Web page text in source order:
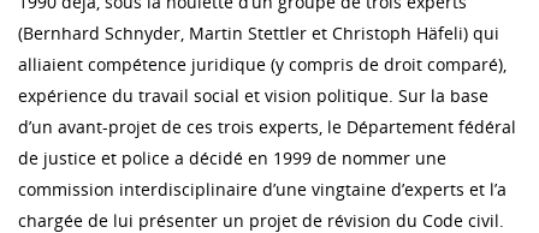
(Bernhard Schnyder, Martin Stettler et Christoph Häfeli) qui
alliaient compétence juridique (y compris de droit comparé),
expérience du travail social et vision politique. Sur la base
d’un avant-projet de ces trois experts, le Département fédéral
de justice et police a décidé en 1999 de nommer une
commission interdisciplinaire d’une vingtaine d’experts et l’a
chargée de lui présenter un projet de révision du Code civil.